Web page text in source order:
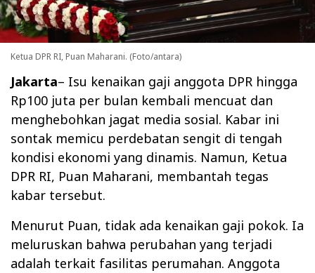
Ketua DPR RI, Puan Maharani. (Foto/antara)
Jakarta– Isu kenaikan gaji anggota DPR hingga
Rp100 juta per bulan kembali mencuat dan
menghebohkan jagat media sosial. Kabar ini
sontak memicu perdebatan sengit di tengah
kondisi ekonomi yang dinamis. Namun, Ketua
DPR RI, Puan Maharani, membantah tegas
kabar tersebut.
Menurut Puan, tidak ada kenaikan gaji pokok. Ia
meluruskan bahwa perubahan yang terjadi
adalah terkait fasilitas perumahan. Anggota